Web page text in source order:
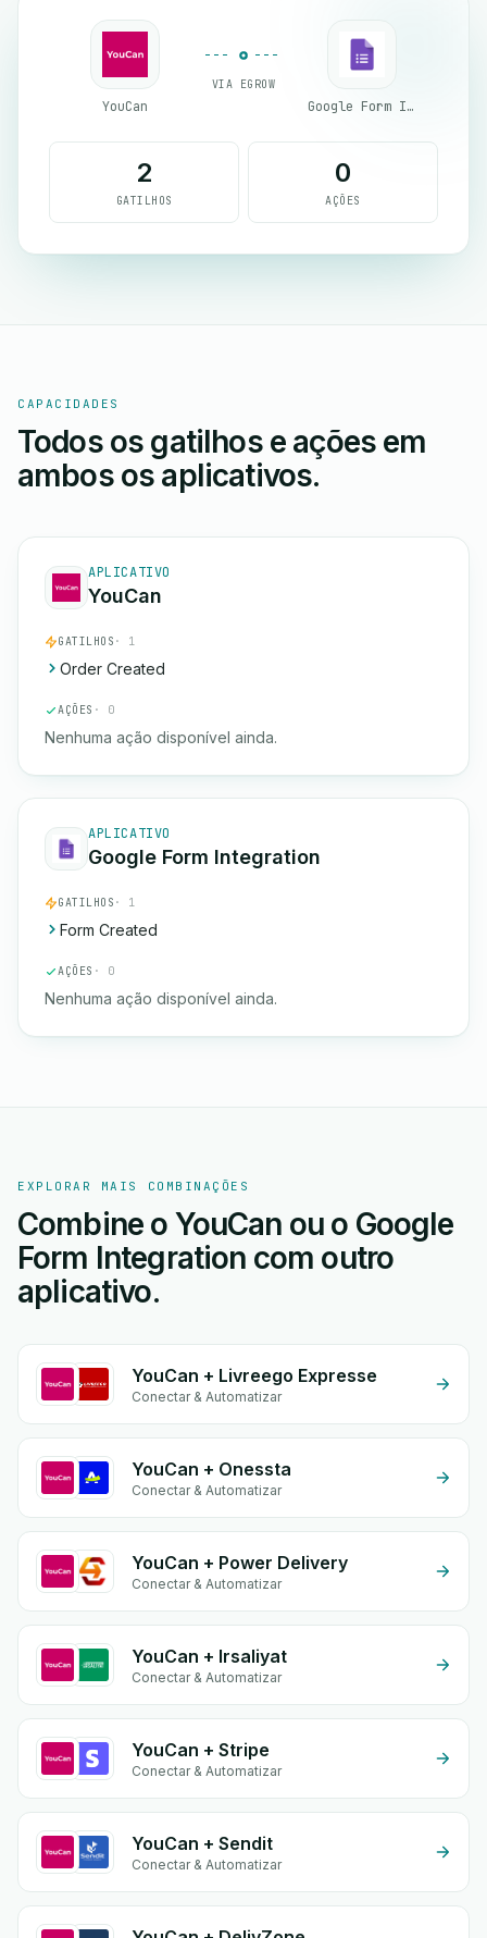
YouCan
VIA EGROW
Google Form Integration
2
GATILHOS
0
AÇÕES
CAPACIDADES
Todos os gatilhos e ações em
ambos os aplicativos.
APLICATIVO
YouCan
GATILHOS · 1
Order Created
AÇÕES · 0
Nenhuma ação disponível ainda.
APLICATIVO
Google Form Integration
GATILHOS · 1
Form Created
AÇÕES · 0
Nenhuma ação disponível ainda.
EXPLORAR MAIS COMBINAÇÕES
Combine o YouCan ou o Google
Form Integration com outro
aplicativo.
YouCan + Livreego Expresse
Conectar & Automatizar
YouCan + Onessta
Conectar & Automatizar
YouCan + Power Delivery
Conectar & Automatizar
YouCan + Irsaliyat
Conectar & Automatizar
YouCan + Stripe
Conectar & Automatizar
YouCan + Sendit
Conectar & Automatizar